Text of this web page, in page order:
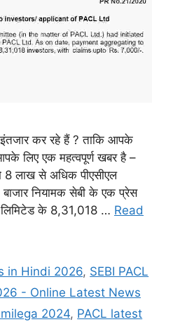
कर रहे हैं ? ताकि आपके
लिए एक महत्वपूर्ण खबर है –
लाख से अधिक पीएसीएल
बाजार नियामक सेबी के एक प्रेस
लिमिटेड के 8,31,018 … Read
in Hindi 2026, SEBI PACL
- Online Latest News
2024, PACL latest